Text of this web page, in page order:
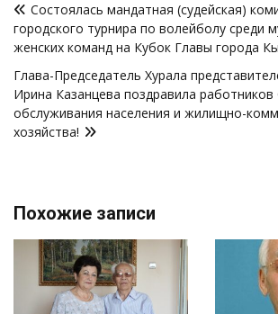
по
записям
Состоялась мандатная (судейская)
городского турнира по волейболу среди
женских команд на Кубок Главы города
Глава-Председатель Хурала
Ирина Казанцева поздравила
обслуживания населения и жилищно-
хозяйства!
Похожие записи